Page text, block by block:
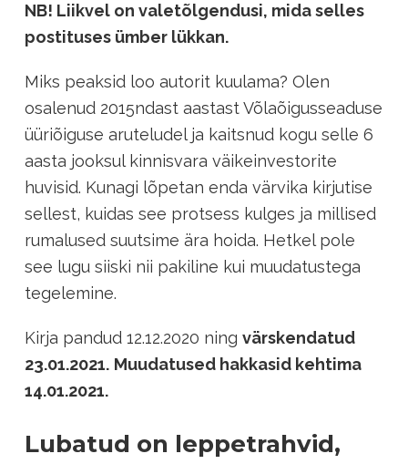
NB! Liikvel on valetõlgendusi, mida selles
postituses ümber lükkan.
Miks peaksid loo autorit kuulama? Olen
osalenud 2015ndast aastast Võlaõigusseaduse
üüriõiguse aruteludel ja kaitsnud kogu selle 6
aasta jooksul kinnisvara väikeinvestorite
huvisid. Kunagi lõpetan enda värvika kirjutise
sellest, kuidas see protsess kulges ja millised
rumalused suutsime ära hoida. Hetkel pole
see lugu siiski nii pakiline kui muudatustega
tegelemine.
Kirja pandud 12.12.2020 ning värskendatud
23.01.2021. Muudatused hakkasid kehtima
14.01.2021.
Lubatud on leppetrahvid,